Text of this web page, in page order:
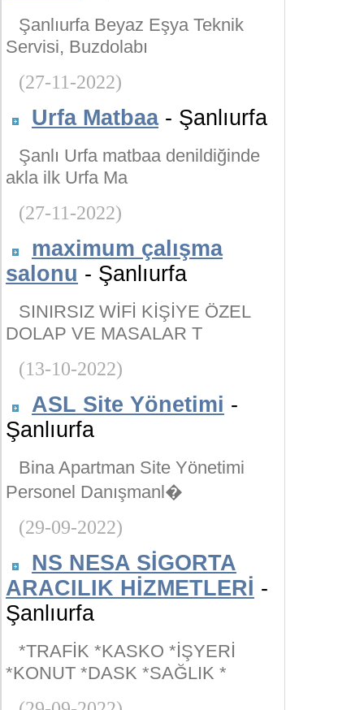
Şanlıurfa Beyaz Eşya Teknik
Servisi, Buzdolabı
(27-11-2022)
Urfa Matbaa- Şanlıurfa
Şanlı Urfa matbaa denildiğinde
akla ilk Urfa Ma
(27-11-2022)
maximum çalışma
salonu - Şanlıurfa
SINIRSIZ WİFİ KİŞİYE ÖZEL
DOLAP VE MASALAR T
(13-10-2022)
ASL Site Yönetimi -
Şanlıurfa
Bina Apartman Site Yönetimi
Personel Danışmanl�
(29-09-2022)
NS NESA SİGORTA
ARACILIK HİZMETLERİ -
Şanlıurfa
*TRAFİK *KASKO *İŞYERİ
*KONUT *DASK *SAĞLIK *